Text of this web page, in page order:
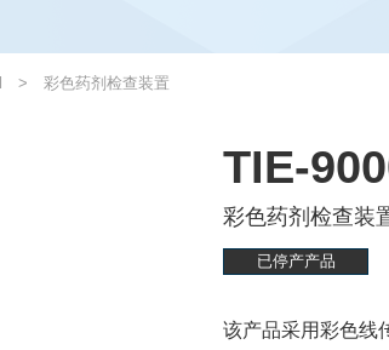
彩色药剂检查装置
TIE-
彩色药剂检查装
已停产产品
该产品采用彩色线